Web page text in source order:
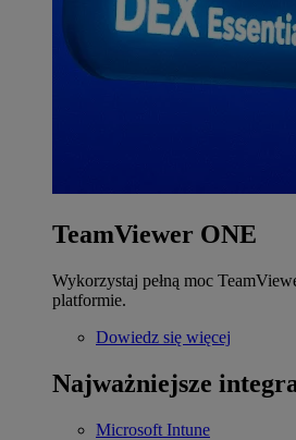
TeamViewer ONE
Wykorzystaj pełną moc
platformie.
Dowiedz się więcej
Najważniejsze
Microsoft Intune